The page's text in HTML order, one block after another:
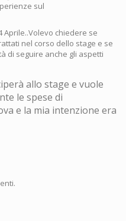
sul
Aprile..Volevo chiedere se
nel corso dello stage e se
di seguire anche gli aspetti
allo stage e vuole
le spese di
e la mia intenzione era